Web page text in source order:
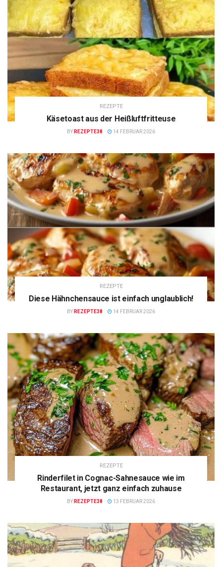
REZEPTE
Käsetoast aus der Heißluftfritteuse
BY REZEPTE38 14 FEBRUAR 2026
REZEPTE
Diese Hähnchensauce ist einfach unglaublich!
BY REZEPTE38 14 FEBRUAR 2026
REZEPTE
Rinderfilet in Cognac-Sahnesauce wie im
Restaurant, jetzt ganz einfach zuhause
BY REZEPTE38 13 FEBRUAR 2026